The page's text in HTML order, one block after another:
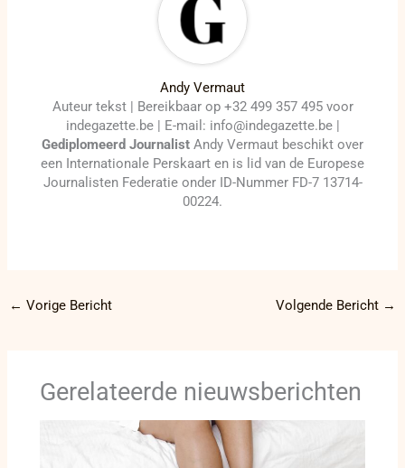
Andy Vermaut
Auteur tekst | Bereikbaar op +32 499 357 495 voor
indegazette.be | E-mail: info@indegazette.be |
Gediplomeerd Journalist Andy Vermaut beschikt over
een Internationale Perskaart en is lid van de Europese
Journalisten Federatie onder ID-Nummer FD-7 13714-
00224.
← Vorige Bericht Volgende Bericht →
Gerelateerde nieuwsberichten